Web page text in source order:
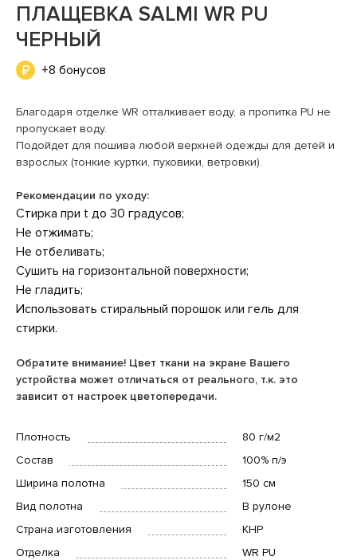
ПЛАЩЕВКА SALMI WR PU
ЧЕРНЫЙ
+8 бонусов
Благодаря отделке WR отталкивает воду, а пропитка PU не
пропускает воду.
Подойдет для пошива любой верхней одежды для детей и
взрослых (тонкие куртки, пуховики, ветровки).
Рекомендации по уходу:
Стирка при t до 30 градусов;
Не отжимать;
Не отбеливать;
Сушить на горизонтальной поверхности;
Не гладить;
Использовать стиральный порошок или гель для
стирки.
Обратите внимание! Цвет ткани на экране Вашего
устройства может отличаться от реального, т.к. это
зависит от настроек цветопередачи.
Плотность
80 г/м2
Состав
100% п/э
Ширина полотна
150 см
Вид полотна
В рулоне
Страна изготовления
КНР
Отделка
WR PU